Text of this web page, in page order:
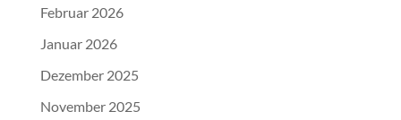
Februar 2026
Januar 2026
Dezember 2025
November 2025